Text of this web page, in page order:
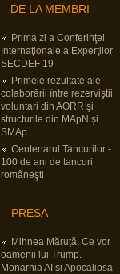
DE LA MEMBRI
Prima zi a Conferinţei
Internaţionale a Experţilor
SECDEF 19
Primele rezultate ale
colaborării între rezerviştii
voluntari din AORR şi
structurile din MApN şi
SMAp
Centenarul Tancurilor -
100 de ani de tancuri
româneşti
PRESA
Mihnea Măruță. Ce vor
oamenii lui Trump.
Monarhia AI și Apocalipsa